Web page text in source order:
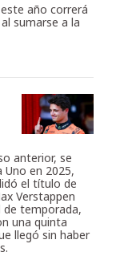
año correrá
sumarse a la
anterior, se
en 2025,
el título de
Verstappen
de temporada,
una quinta
llegó sin haber